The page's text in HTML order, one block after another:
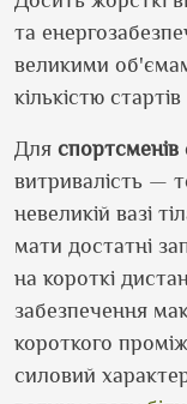
та
великими об'
кількістю
Для спортсменів
витривалість —
невеликій вазі
мати достатні
на короткі
забезпечення
короткого
силовий